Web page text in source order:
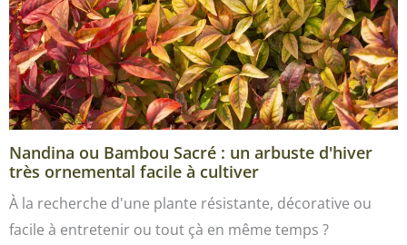
Nandina ou Bambou Sacré : un arbuste d'hiver
très ornemental facile à cultiver
À la recherche d'une plante résistante, décorative ou
facile à entretenir ou tout çà en même temps ?